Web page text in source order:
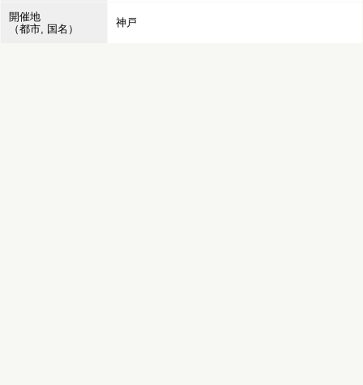
開催地
（都市, 国名）
神戸